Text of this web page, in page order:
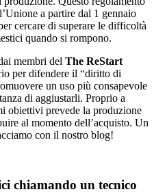
a partire dal 1 gennaio
cercare di superare le difficoltà
quando si rompono.
membri del The ReStart
per difendere il “diritto di
un uso più consapevole
di aggiustarli. Proprio a
obiettivi prevede la produzione
al momento dell’acquisto. Un
con il nostro blog!
chiamando un tecnico